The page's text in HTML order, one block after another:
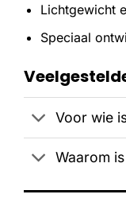
Lichtgewicht
Speciaal
Voor wie
Waarom